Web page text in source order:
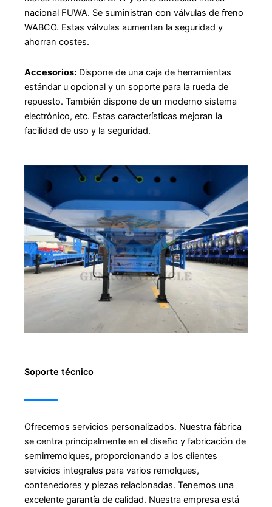
nacional FUWA. Se suministran con válvulas de freno
WABCO. Estas válvulas aumentan la seguridad y
ahorran costes.
Accesorios: Dispone de una caja de herramientas
estándar u opcional y un soporte para la rueda de
repuesto. También dispone de un moderno sistema
electrónico, etc. Estas características mejoran la
facilidad de uso y la seguridad.
Soporte técnico
Ofrecemos servicios personalizados. Nuestra fábrica
se centra principalmente en el diseño y fabricación de
semirremolques, proporcionando a los clientes
servicios integrales para varios remolques,
contenedores y piezas relacionadas. Tenemos una
excelente garantía de calidad. Nuestra empresa está